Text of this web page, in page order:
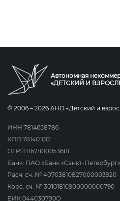
Автономная
«ДЕТСКИЙ И
© 2006 – 2026 АНО «Детский и
ИНН 7814658786
КПП 781401001
ОГРН 1167800053618
Банк: ПАО «Банк «Санкт-Петербург»
Расч. сч. № 40703810827000003920
Корс. сч. № 30101810900000000790
БИК 044030790О